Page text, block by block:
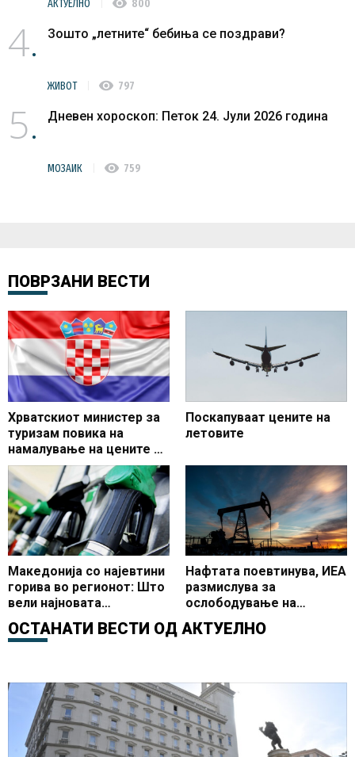
АКТУЕЛНО 800
4 Зошто „летните“ бебиња се поздрави?
ЖИВОТ visibility 797
5 Дневен хороскоп: Петок 24. Јули 2026 година
МОЗАИК visibility 759
ПОВРЗАНИ ВЕСТИ
Хрватскиот министер за
туризам повика на
намалување на цените во
секторот до 20 отсто
Поскапуваат цените на
летовите
Македонија со најевтини
горива во регионот: Што
вели најновата
статистика за цените на
бензините и дизелот?
Нафтата поевтинува, ИЕА
размислува за
ослободување на
резерви
ОСТАНАТИ ВЕСТИ ОД АКТУЕЛНО